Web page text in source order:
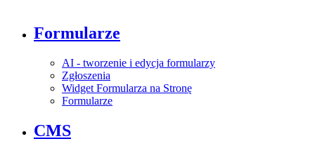
Formularze
AI - tworzenie i edycja formularzy
Zgłoszenia
Widget Formularza na Stronę
Formularze
CMS